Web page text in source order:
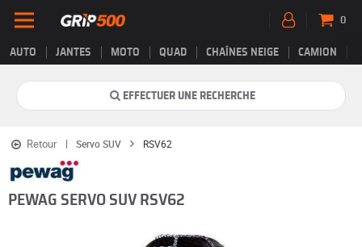
AUTO JANTES MOTO QUAD CHAÎNES NEIGE CAMION
0
EFFECTUER UNE RECHERCHE
Retour Servo SUV RSV62
PEWAG SERVO SUV RSV62